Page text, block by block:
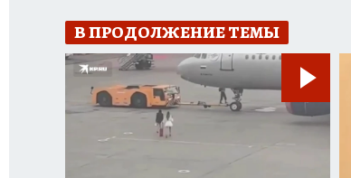
В ПРОДОЛЖЕНИЕ ТЕМЫ